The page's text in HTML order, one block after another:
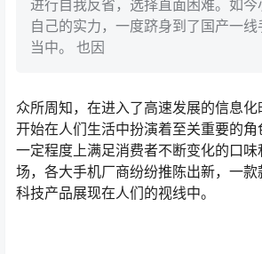
进行自我反省，选择直面困难。如今
自己的实力，一度跻身到了国产一
当中。 也因
众所周知，在进入了高速发展的信息
开始在人们生活中扮演着至关重要的
一定程度上满足消费者不断变化的口
场，各大手机厂商纷纷推陈出新，一
科技产品展现在人们的视线中。